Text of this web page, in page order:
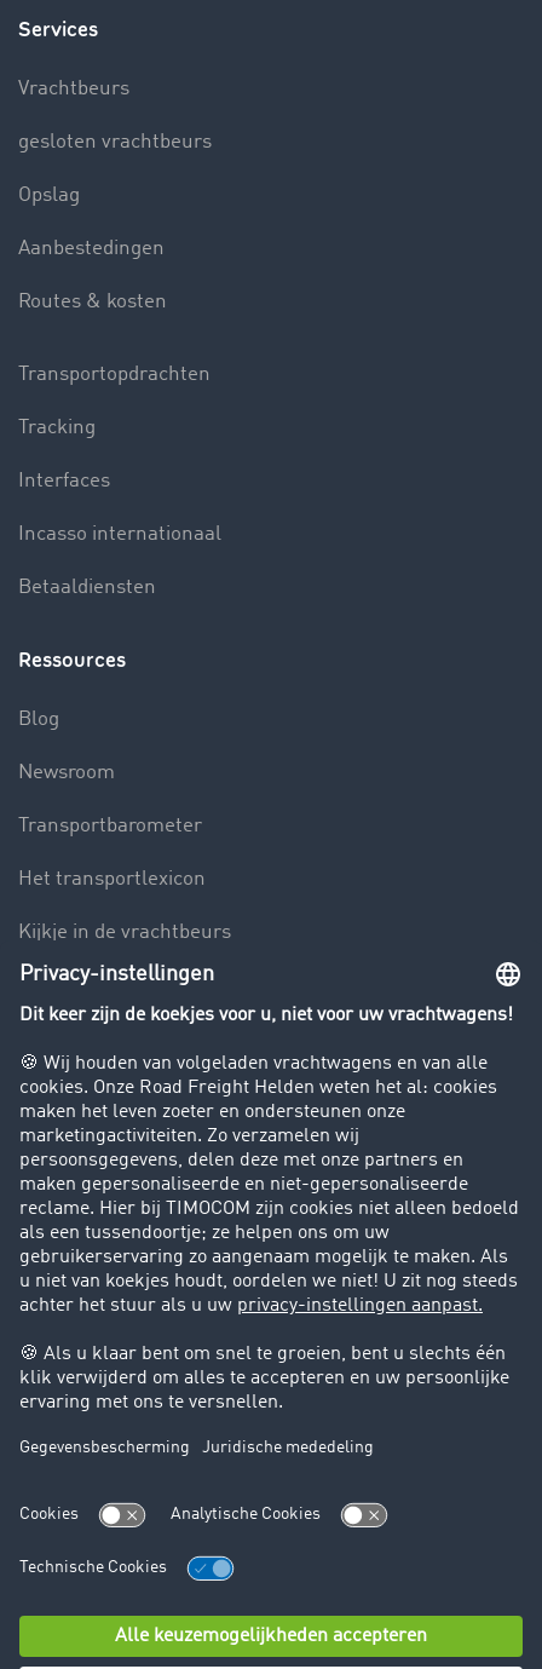
Services
Vrachtbeurs
gesloten vrachtbeurs
Opslag
Aanbestedingen
Routes & kosten
Transportopdrachten
Tracking
Interfaces
Incasso internationaal
Betaaldiensten
Ressources
Blog
Newsroom
Transportbarometer
Het transportlexicon
Kijkje in de vrachtbeurs
Rijverbod voor vrachtwagens
Bedrijf
Success Stories
Klanten werven klanten
Support
Contact
Juridische informatie
Juridische info
Algemene voorwaarden